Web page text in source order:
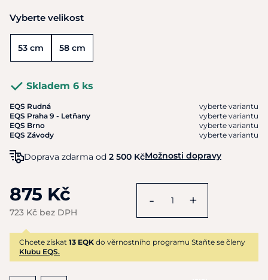
Vyberte velikost
53 cm 58 cm
Skladem 6 ks
EQS Rudná
vyberte variantu
EQS Praha 9 - Letňany
vyberte variantu
EQS Brno
vyberte variantu
EQS Závody
vyberte variantu
Doprava zdarma od 2 500 KčMožnosti dopravy
875 Kč
723 Kč bez DPH
- +
Chcete získat 13 EQK do věrnostního programu Staňte se členy
Klubu EQS.